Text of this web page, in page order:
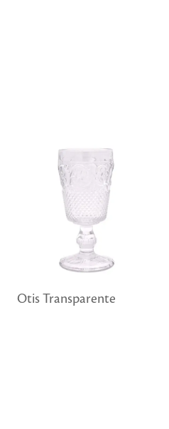
Otis Transparente